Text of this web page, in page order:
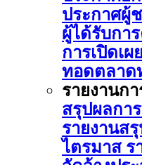
ประกาศผู้
ผู้ได้รับกา
การเปิดเผ
ทอดตลาด
รายงานก
สรุปผลกา
รายงานส
ไตรมาส ร